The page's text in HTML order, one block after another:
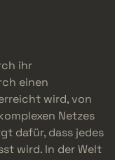
ihr
einen
wird, von
Netzes
dafür, dass jedes
wird. In der Welt